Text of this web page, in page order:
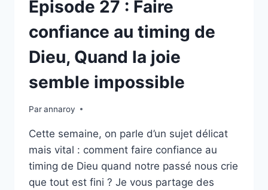
Épisode 27 : Faire
confiance au timing de
Dieu, Quand la joie
semble impossible
Parannaroy
Cette semaine, on parle d’un sujet délicat
mais vital : comment faire confiance au
timing de Dieu quand notre passé nous crie
que tout est fini ? Je vous partage des